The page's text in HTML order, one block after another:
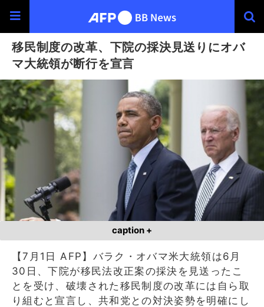
移民制度の改革、下院の採決見送りにオバ
マ大統領が断行を宣言
caption +
【7月1日 AFP】バラク・オバマ米大統領は6月
30日、下院が移民法改正案の採決を見送ったこ
とを受け、破壊された移民制度の改革には自ら取
り組むと宣言し、共和党との対決姿勢を明確にし